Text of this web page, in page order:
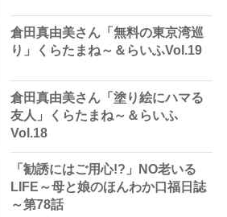
倉田真由美さん「無料の東京湾巡
り」くらたまね～＆らいふVol.19
倉田真由美さん「塗り絵にハマる
友人」くらたまね～＆らいふ
Vol.18
「勧誘にはご用心!?」NO老いる
LIFE～母と娘のほんわか口福日誌
～第78話